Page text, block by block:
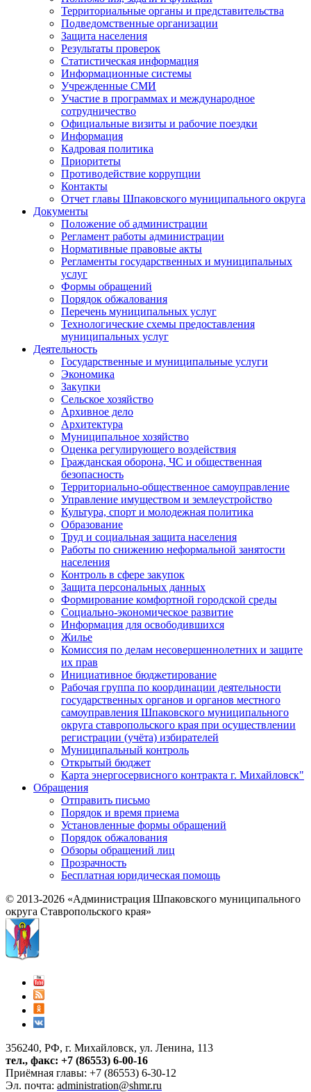
Территориальные органы и представительства
Подведомственные организации
Защита населения
Результаты проверок
Статистическая информация
Информационные системы
Учрежденные СМИ
Участие в программах и международное
сотрудничество
Официальные визиты и рабочие поездки
Информация
Кадровая политика
Приоритеты
Противодействие коррупции
Контакты
Отчет главы Шпаковского муниципального округа
Документы
Положение об администрации
Регламент работы администрации
Нормативные правовые акты
Регламенты государственных и муниципальных
услуг
Формы обращений
Порядок обжалования
Перечень муниципальных услуг
Технологические схемы предоставления
муниципальных услуг
Деятельность
Государственные и муниципальные услуги
Экономика
Закупки
Сельское хозяйство
Архивное дело
Архитектура
Муниципальное хозяйство
Оценка регулирующего воздействия
Гражданская оборона, ЧС и общественная
безопасность
Территориально-общественное самоуправление
Управление имуществом и землеустройство
Культура, спорт и молодежная политика
Образование
Труд и социальная защита населения
Работы по снижению неформальной занятости
населения
Контроль в сфере закупок
Защита персональных данных
Формирование комфортной городской среды
Социально-экономическое развитие
Информация для освободившихся
Жилье
Комиссия по делам несовершеннолетних и защите
их прав
Инициативное бюджетирование
Рабочая группа по координации деятельности
государственных органов и органов местного
самоуправления Шпаковского муниципального
округа ставропольского края при осуществлении
регистрации (учёта) избирателей
Муниципальный контроль
Открытый бюджет
Карта энергосервисного контракта г. Михайловск"
Обращения
Отправить письмо
Порядок и время приема
Установленные формы обращений
Порядок обжалования
Обзоры обращений лиц
Прозрачность
Бесплатная юридическая помощь
© 2013-2026 «Администрация Шпаковского муниципального
округа Ставропольского края»
356240, РФ, г. Михайловск, ул. Ленина, 113
тел., факс: +7 (86553) 6-00-16
Приёмная главы: +7 (86553) 6-30-12
Эл. почта: administration@shmr.ru